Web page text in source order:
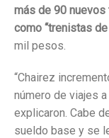
más de 90 nuevos
como “trenistas de
mil pesos.
“Chairez
número de viajes
explicaron. Cabe
sueldo base y se